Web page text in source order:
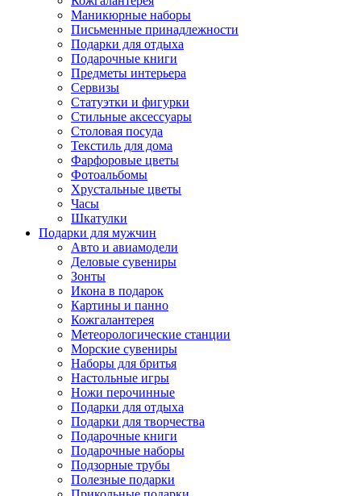
Маникюрные наборы
Письменные принадлежности
Подарки для отдыха
Подарочные книги
Предметы интерьера
Сервизы
Статуэтки и фигурки
Стильные аксессуары
Столовая посуда
Текстиль для дома
Фарфоровые цветы
Фотоальбомы
Хрустальные цветы
Часы
Шкатулки
Подарки для мужчин
Авто и авиамодели
Деловые сувениры
Зонты
Икона в подарок
Картины и панно
Кожгалантерея
Метеорологические станции
Морские сувениры
Наборы для бритья
Настольные игры
Ножи перочинные
Подарки для отдыха
Подарки для творчества
Подарочные книги
Подарочные наборы
Подзорные трубы
Полезные подарки